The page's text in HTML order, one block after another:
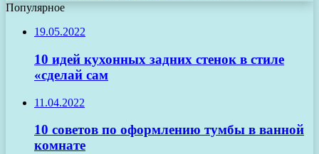
Популярное
19.05.2022
10 идей кухонных задних стенок в стиле
«сделай сам
11.04.2022
10 советов по оформлению тумбы в ванной
комнате